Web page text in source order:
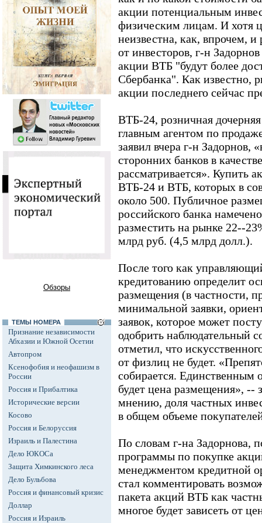
Обзоры
ТЕМЫ НОМЕРА
Признание независимости
Абхазии и Южной Осетии
Автопром
Ксенофобия и неофашизм в
России
Россия и Прибалтика
Исторические версии
Косово
Россия и Белоруссия
Израиль и Палестина
Дело ЮКОСа
Защита Химкинского леса
Дело Бульбова
Россия и финансовый кризис
Доллар
Россия и Израиль
акции потенциальным
физическим лицам. И хотя
неизвестна, как, впрочем,
от инвесторов, г-н
акции ВТБ "будут более
Сбербанка". Как известно,
акции последнего сейчас
ВТБ-24, розничная
главным агентом по
заявил вчера г-н Задорнов,
сторонних банков в
рассматривается». Купить
ВТБ-24 и ВТБ, которых в
около 500. Публичное
российского банка
разместить на рынке 22--
млрд руб. (4,5 млрд долл.).
После того как
кредитованию определит
размещения (в частности,
минимальной заявки,
заявок, которое может
одобрить наблюдательный
отметил, что
от физлиц не будет.
собирается. Единственным
будет цена размещения», --
мнению, доля частных
в общем объеме
По словам г-на Задорнова,
программы по покупке
менеджментом кредитной
стал комментировать
пакета акций ВТБ как
многое будет зависеть от